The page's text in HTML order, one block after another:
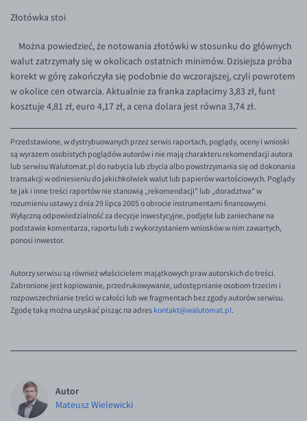
EUR/DKK
EUR/NOK
EUR/SEK
EUR/AUD
EUR/BGN
EUR/CNY
EUR/HKD
EUR/HUF
EUR/ILS
EUR/JPY
EUR/NZD
EUR/RON
EUR/SGD
USD/CHF
Złotówka stoi
Można powiedzieć, że notowania złotówki w stosunku do głównych
walut zatrzymały się w okolicach ostatnich minimów. Dzisiejsza próba
korekt w górę zakończyła się podobnie do wczorajszej, czyli powrotem
w okolice cen otwarcia. Aktualnie za franka zapłacimy 3,83 zł, funt
kosztuje 4,81 zł, euro 4,17 zł, a cena dolara jest równa 3,74 zł.
Przedstawione, w dystrybuowanych przez serwis raportach, poglądy, oceny i wnioski
są wyrazem osobistych poglądów autorów i nie mają charakteru rekomendacji autora
lub serwisu Walutomat.pl do nabycia lub zbycia albo powstrzymania się od dokonania
transakcji w odniesieniu do jakichkolwiek walut lub papierów wartościowych. Poglądy
te jak i inne treści raportów nie stanowią „rekomendacji" lub „doradztwa" w
rozumieniu ustawy z dnia 29 lipca 2005 o obrocie instrumentami finansowymi.
Wyłączną odpowiedzialność za decyzje inwestycyjne, podjęte lub zaniechane na
podstawie komentarza, raportu lub z wykorzystaniem wniosków w nim zawartych,
ponosi inwestor.
Autorzy serwisu są również właścicielem majątkowych praw autorskich do treści.
Zabronione jest kopiowanie, przedrukowywanie, udostępnianie osobom trzecim i
rozpowszechnianie treści w całości lub we fragmentach bez zgody autorów serwisu.
Zgodę taką można uzyskać pisząc na adres kontakt@walutomat.pl.
Autor
Mateusz Wielewicki